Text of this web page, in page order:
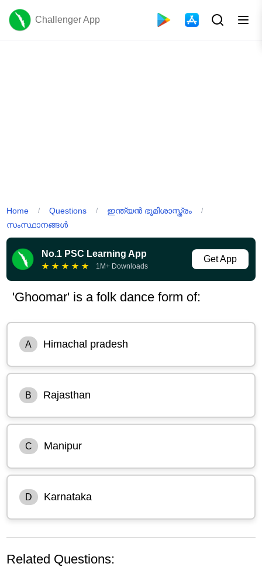
Challenger App
Home / Questions / ഇന്ത്യൻ ഭൂമിശാസ്ത്രം /
സംസ്ഥാനങ്ങൾ
No.1 PSC Learning App
★ ★ ★ ★ ★ 1M+ Downloads
Get App
'Ghoomar' is a folk dance form of:
A Himachal pradesh
B Rajasthan
C Manipur
D Karnataka
Related Questions: